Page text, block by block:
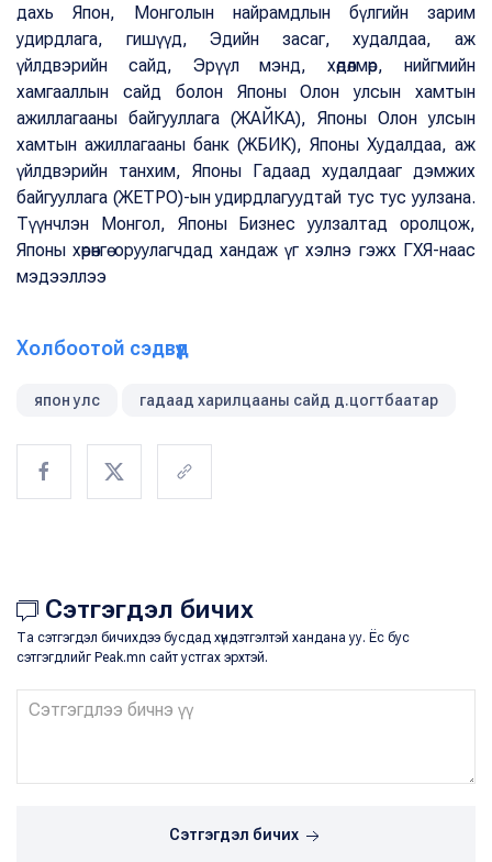
дахь Япон, Монголын найрамдлын бүлгийн зарим
удирдлага, гишүүд, Эдийн засаг, худалдаа, аж
үйлдвэрийн сайд, Эрүүл мэнд, хөдөлмөр, нийгмийн
хамгааллын сайд болон Японы Олон улсын хамтын
ажиллагааны байгууллага (ЖАЙКА), Японы Олон улсын
хамтын ажиллагааны банк (ЖБИК), Японы Худалдаа, аж
үйлдвэрийн танхим, Японы Гадаад худалдааг дэмжих
байгууллага (ЖЕТРО)-ын удирдлагуудтай тус тус уулзана.
Түүнчлэн Монгол, Японы Бизнес уулзалтад оролцож,
Японы хөрөнгө оруулагчдад хандаж үг хэлнэ гэжх ГХЯ-наас
мэдээллээ
Холбоотой сэдвүүд
япон улс гадаад харилцааны сайд д.цогтбаатар
Сэтгэгдэл бичих
Та сэтгэгдэл бичихдээ бусдад хүндэтгэлтэй хандана уу. Ёс бус
сэтгэгдлийг Peak.mn сайт устгах эрхтэй.
Сэтгэгдэл бичих